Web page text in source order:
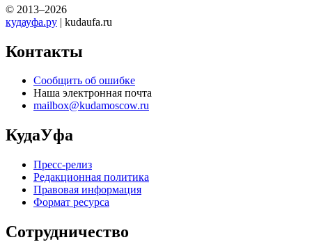
© 2013–2026
кудауфа.ру | kudaufa.ru
Контакты
Сообщить об ошибке
Наша электронная почта
mailbox@kudamoscow.ru
КудаУфа
Пресс-релиз
Редакционная политика
Правовая информация
Формат ресурса
Сотрудничество